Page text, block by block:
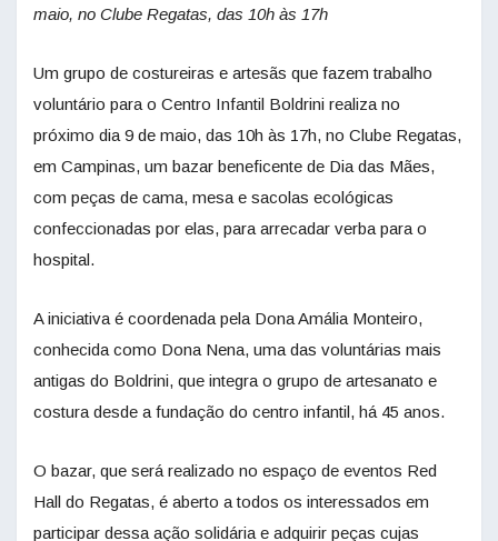
maio, no Clube Regatas, das 10h às 17h
Um grupo de costureiras e artesãs que fazem trabalho
voluntário para o Centro Infantil Boldrini realiza no
próximo dia 9 de maio, das 10h às 17h, no Clube Regatas,
em Campinas, um bazar beneficente de Dia das Mães,
com peças de cama, mesa e sacolas ecológicas
confeccionadas por elas, para arrecadar verba para o
hospital.
A iniciativa é coordenada pela Dona Amália Monteiro,
conhecida como Dona Nena, uma das voluntárias mais
antigas do Boldrini, que integra o grupo de artesanato e
costura desde a fundação do centro infantil, há 45 anos.
O bazar, que será realizado no espaço de eventos Red
Hall do Regatas, é aberto a todos os interessados em
participar dessa ação solidária e adquirir peças cujas